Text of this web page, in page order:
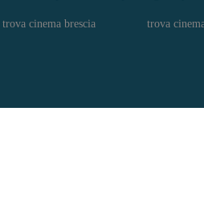
trova cinema brescia trova